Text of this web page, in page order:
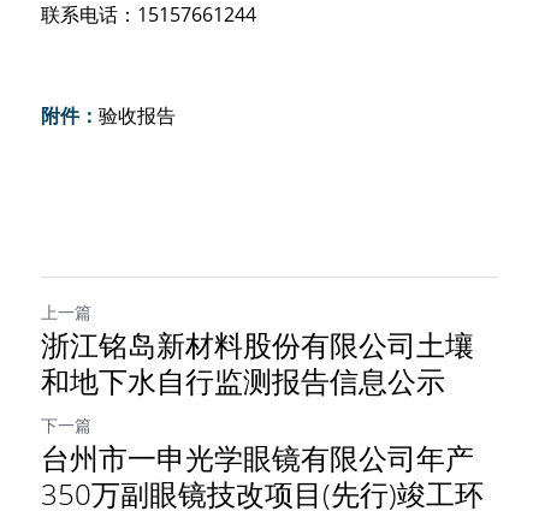
联系电话 ：15157661244
附件： 验收报告
上一篇
浙江铭岛新材料股份有限公司土壤
和地下水自行监测报告信息公示
下一篇
台州市一申光学眼镜有限公司年产
350万副眼镜技改项目(先行)竣工环